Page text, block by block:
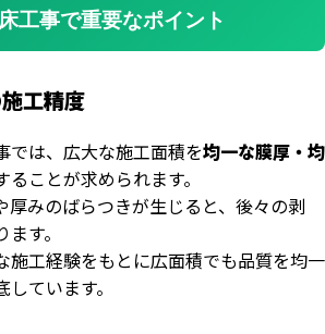
工事で重要なポイント
工精度
では、広大な施工面積を均一な膜厚・均
ることが求められます。
厚みのばらつきが生じると、後々の剥
す。
施工経験をもとに広面積でも品質を均一
ています。